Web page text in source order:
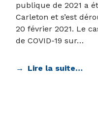
publique de 2021 a
Carleton et s’est
20 février 2021. Le
de COVID-19 sur…
Lire la suite…